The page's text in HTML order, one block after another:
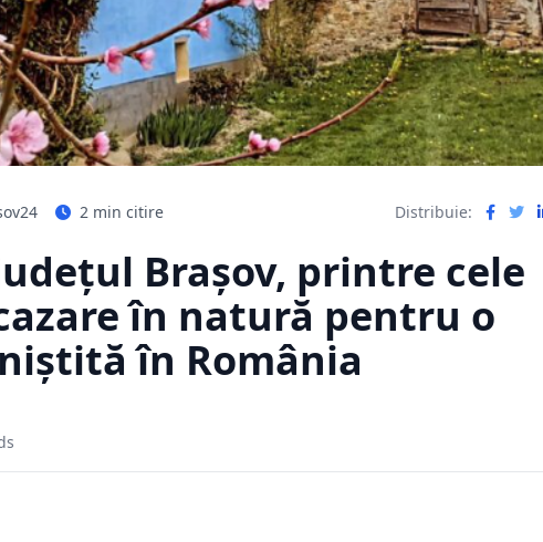
2 min citire Distribuie:
Brașov, printre cele
în natură pentru o
în România